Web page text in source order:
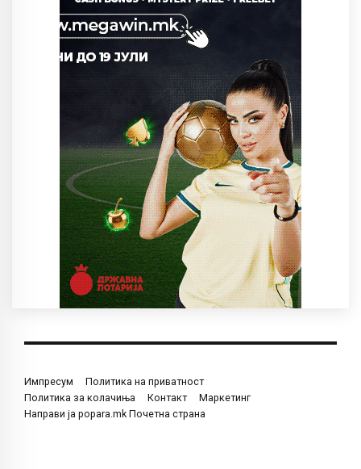
Импресум
Политика на приватност
Политика за колачиња
Контакт
Маркетинг
Направи ја popara.mk Почетна страна